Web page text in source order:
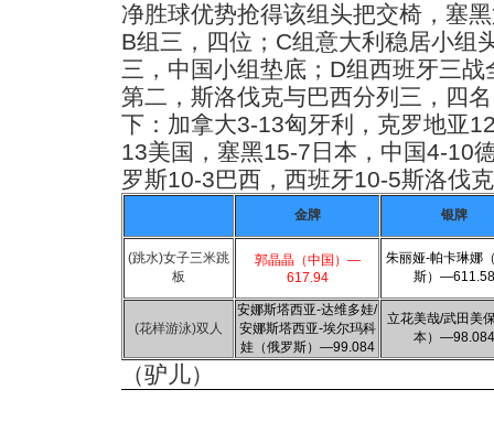
净胜球优势抢得该组头把交椅，塞
B组三，四位；C组意大利稳居小组
三，中国小组垫底；D组西班牙三
第二，斯洛伐克与巴西分列三，四
下：加拿大3-13匈牙利，克罗地亚
13美国，塞黑15-7日本，中国4-10
罗斯10-3巴西，西班牙10-5斯洛伐
金牌 银牌
(跳水)女子三米跳
板
郭晶晶（中国）—
617.94
朱丽娅-帕卡琳娜
斯）—611.58
(花样游泳)双人
安娜斯塔西亚-达维多娃/
安娜斯塔西亚-埃尔玛科
娃（俄罗斯）—99.084
立花美哉/武田美
本）—98.084
（驴儿）